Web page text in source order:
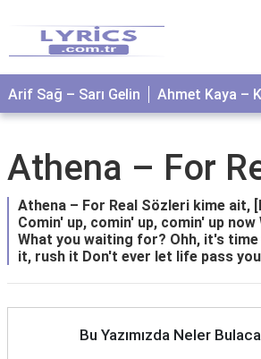
Arif Sağ – Sarı Gelin Ahmet Kaya –
Athena – For
Athena – For Real Sözleri kime ait,
Comin' up, comin' up, comin' up
What you waiting for? Ohh, it's
it, rush it Don't ever let life pass
Bu Yazımızda Neler